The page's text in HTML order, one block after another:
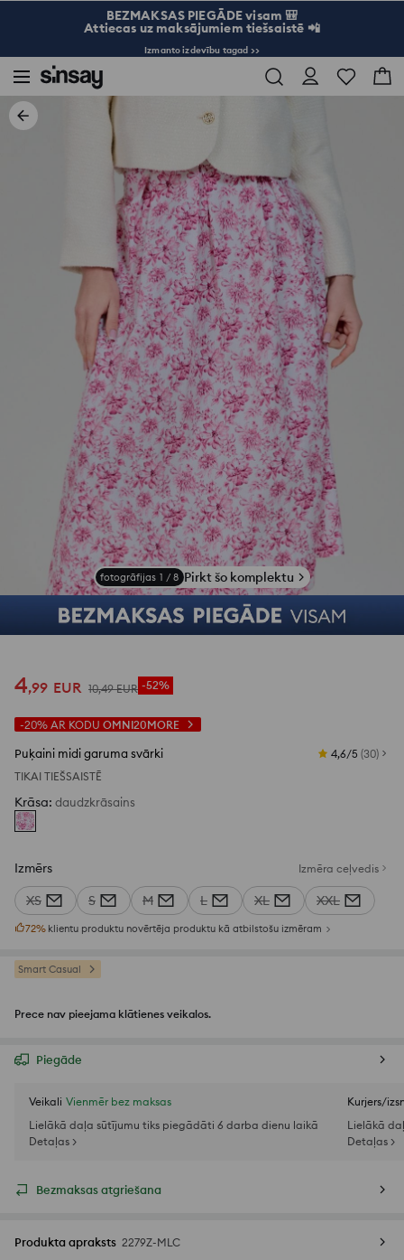
BEZMAKSAS PIEGĀDE visam 🎒
Attiecas uz maksājumiem tiešsaistē 📲
Izmanto izdevību tagad >>
Skatīt fotoattēlus no atsauksmēm
fotogrāfijas 1 / 8 Pirkt šo komplektu
4,99 EUR 10,49 EUR -52%
-20% AR KODU OMNI20MORE
Puķaini midi garuma svārki 4,6/5 (30)
TIKAI TIEŠSAISTĒ
Krāsa: daudzkrāsains
Izmērs Izmēra ceļvedis
XS S M L XL XXL
72% klientu produktu novērtēja produktu kā atbilstošu izmēram
Smart Casual
Prece nav pieejama klātienes veikalos.
Piegāde
Veikali Vienmēr bez maksas
Lielākā daļa sūtījumu tiks piegādāti 6 darba dienu laikā
Detaļas >
Kurjers/
Lielākā
Detaļas >
Bezmaksas atgriešana
Produkta apraksts 2279Z-MLC